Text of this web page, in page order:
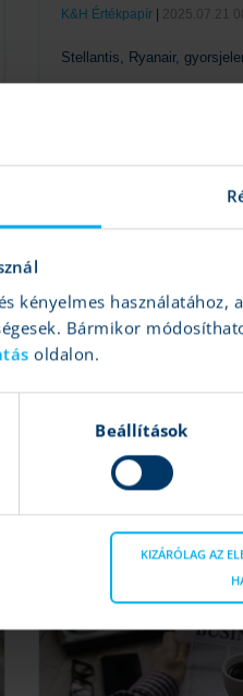
kényelmes
Bármikor
oldalon.
Beállítások
KIZÁRÓLAG AZ
K&H Értékpapír| 2025.07.21
Stellantis, Ryanair,
7 fontos hír ma
K&H Értékpapír|2024.10.04
Forint, USA munkaerőpiac,